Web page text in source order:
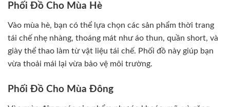
Phối Đồ Cho Mùa Hè
Vào mùa hè, bạn có thể lựa chọn các sản phẩm thời trang
tái chế nhẹ nhàng, thoáng mát như áo thun, quần short, và
giày thể thao làm từ vật liệu tái chế. Phối đồ này giúp bạn
vừa thoải mái lại vừa bảo vệ môi trường.
Phối Đồ Cho Mùa Đông